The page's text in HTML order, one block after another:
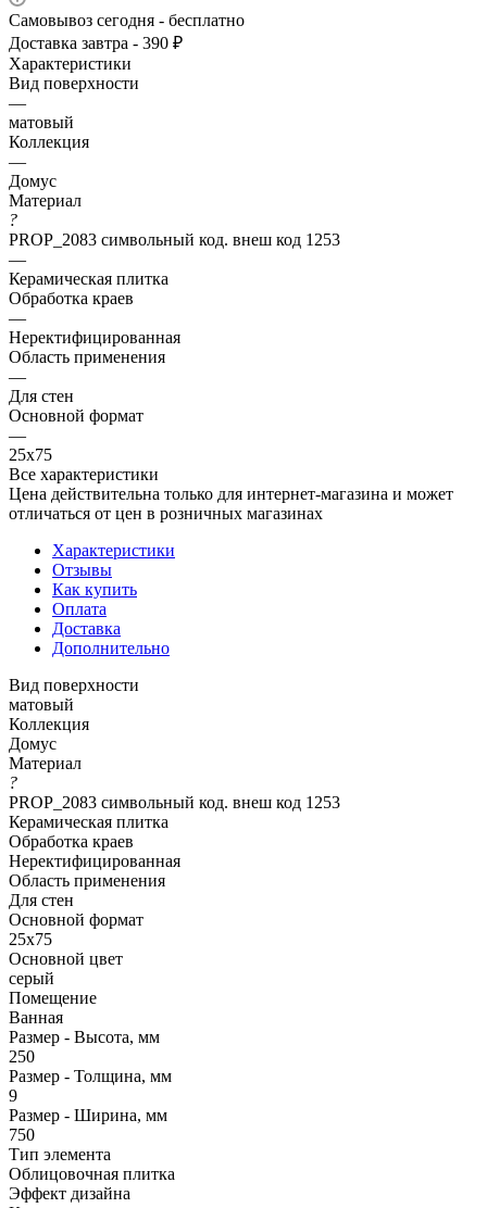
Самовывоз сегодня - бесплатно
Доставка завтра - 390 ₽
Характеристики
Вид поверхности
—
матовый
Коллекция
—
Домус
Материал
?
PROP_2083 символьный код. внеш код 1253
—
Керамическая плитка
Обработка краев
—
Неректифицированная
Область применения
—
Для стен
Основной формат
—
25х75
Все характеристики
Цена действительна только для интернет-магазина и может
отличаться от цен в розничных магазинах
Характеристики
Отзывы
Как купить
Оплата
Доставка
Дополнительно
Вид поверхности
матовый
Коллекция
Домус
Материал
?
PROP_2083 символьный код. внеш код 1253
Керамическая плитка
Обработка краев
Неректифицированная
Область применения
Для стен
Основной формат
25х75
Основной цвет
серый
Помещение
Ванная
Размер - Высота, мм
250
Размер - Толщина, мм
9
Размер - Ширина, мм
750
Тип элемента
Облицовочная плитка
Эффект дизайна